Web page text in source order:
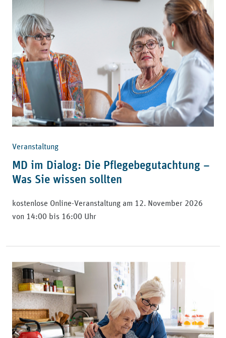
Veranstaltung
MD im Dialog: Die Pflegebegutachtung –
Was Sie wissen sollten
kostenlose Online-Veranstaltung am 12. November 2026
von 14:00 bis 16:00 Uhr